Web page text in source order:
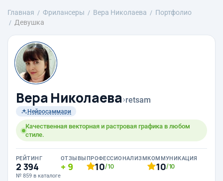
Главная Фрилансеры Вера Николаева
Портфолио
Девушка
Вера Николаева›retsam
Нейросаммари
Качественная векторная и растровая графика в любом
стиле.
РЕЙТИНГ
2 394
№ 859 в каталоге
ОТЗЫВЫ
9
ПРОФЕССИОНАЛИЗМ
10/10
КОММУНИКАЦИЯ
10/10